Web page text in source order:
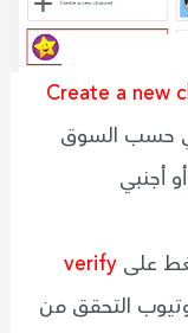
Create a new
حسب السوق
أجنبي
على verify
التحقق من